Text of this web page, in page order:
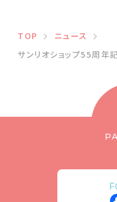
TOP
ニュース
サンリオショップ55周年